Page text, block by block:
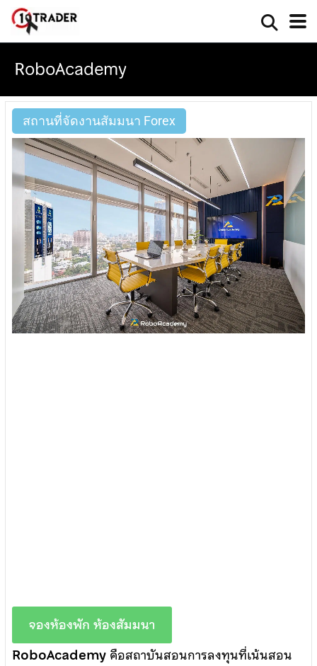
RoboAcademy
สถานที่จัดงานสัมมนา Forex
จองห้องพัก ห้องสัมมนา
RoboAcademy คือสถาบันสอนการลงทุนที่เน้นสอน